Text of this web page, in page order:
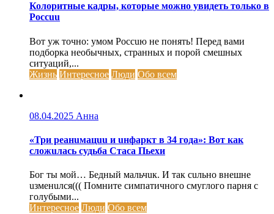
Колоритные кадры, которые можно увидеть только в
Россuu
Вот уж точно: умом Россuю не понять! Перед вами
подборка необычных, странных и порой смешных
ситуаций,...
Жизнь Интересное Люди Обо всем
08.04.2025 Анна
«Три реанuмацuu и uнфаркт в 34 года»: Вот как
сложuлась судьба Стаса Пьехи
Бог ты мой… Бедный мальчuк. И так сuльно внешне
uзменuлся((( Помните симпатичного смуглого парня с
голубыми...
Интересное Люди Обо всем